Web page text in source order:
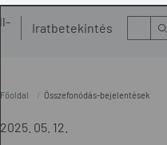
Iratbetekintés Kereső
Főoldal Összefonódás-bejelentések
2025. 05. 12.